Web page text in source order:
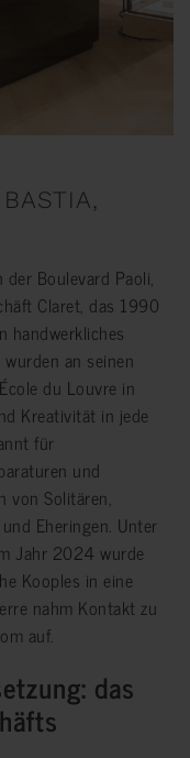
Boulevard Paoli,
Claret, das 1990
handwerkliches
an seinen
du Louvre in
Kreativität in jede
für
und
von Solitären,
Eheringen. Unter
Jahr 2024 wurde
Kooples in eine
nahm Kontakt zu
auf.
das